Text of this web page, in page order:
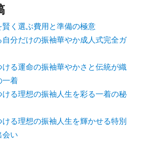
く選ぶ費用と準備の極意
分だけの振袖華やか成人式完全ガ
ける運命の振袖華やかさと伝統が織
一着
ける理想の振袖人生を彩る一着の秘
ける理想の振袖人生を輝かせる特別
会い